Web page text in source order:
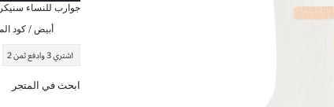
جوارب للنساء سنيكرز
أبيض / كود
ابحث في المتجر